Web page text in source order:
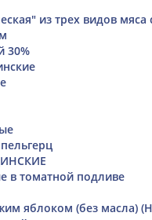
из трех видов мяса
30%
в томатной подливе
яблоком (без масла)